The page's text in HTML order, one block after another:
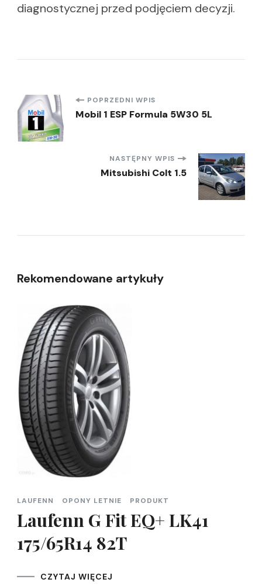
diagnostycznej przed podjęciem decyzji.
Nawigacja
wpisu
POPRZEDNI WPIS
Mobil 1 ESP Formula 5W30 5L
NASTĘPNY WPIS
Mitsubishi Colt 1.5
Rekomendowane artykuły
LAUFENN OPONY LETNIE PRODUKT
Laufenn G Fit EQ+ LK41
175/65R14 82T
CZYTAJ WIĘCEJ